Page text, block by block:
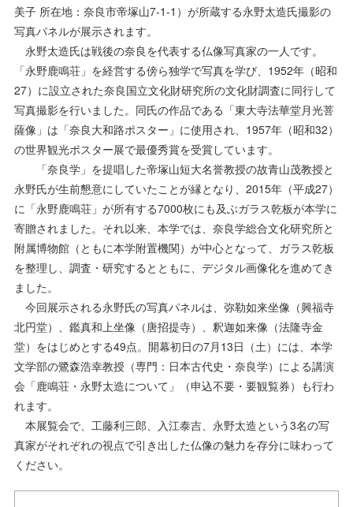
美子 所在地：奈良市帝塚山7-1-1）が所蔵する永野太造氏撮影の
写真パネルが展示されます。
永野太造氏は戦後の奈良を代表する仏像写真家の一人です。
「永野鹿鳴荘」を経営する傍ら独学で写真を学び、1952年（昭和
27）に設立された奈良国立文化財研究所の文化財調査に同行して
写真撮影を行いました。同氏の作品である「東大寺法華堂月光菩
薩像」は「奈良大和路ポスター」に使用され、1957年（昭和32）
の世界観光ポスター展で最優秀賞を受賞しています。
「奈良学」を提唱した帝塚山短大名誉教授の故青山茂教授と
永野氏が生前懇意にしていたことが縁となり、2015年（平成27）
に「永野鹿鳴荘」が所有する7000枚にも及ぶガラス乾板が本学に
寄贈されました。それ以来、本学では、奈良学総合文化研究所と
附属博物館（ともに本学附置機関）が中心となって、ガラス乾板
を整理し、調査・研究するとともに、デジタル画像化を進めてき
ました。
今回展示される永野氏の写真パネルは、弥勒如来坐像（興福寺
北円堂）、鑑真和上坐像（唐招提寺）、釈迦如来像（法隆寺金
堂）をはじめとする49点。開幕初日の7月13日（土）には、本学
文学部の鷺森浩幸教授（専門：日本古代史・奈良学）による講演
会「鹿鳴荘・永野太造について」（申込不要・要観覧券）も行わ
れます。
本展覧会で、工藤利三郎、入江泰吉、永野太造という3名の写
真家がそれぞれの視点で引き出した仏像の魅力を存分に味わって
ください。